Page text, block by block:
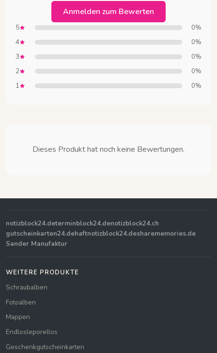
Anmelden zum Bewerten
5 0%
4 0%
3 0%
2 0%
1 0%
Dieses Produkt hat noch keine Bewertungen.
notizblock24.determinblock24.denotizblock24.ch
gutscheinkarten24.dehaftnotizblock24.desharememories.de
Sander Manufaktur
WEITERE PRODUKTE
Schraubalben
Fotoalben
Mappen
Endlosleporellos
Geschenkgutscheinkarten